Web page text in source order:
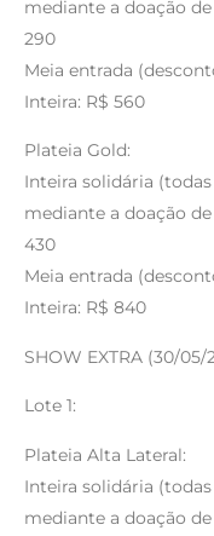
mediante a doação
290
Meia entrada
Inteira: R$ 560
Plateia Gold:
Inteira solidária
mediante a doação
430
Meia entrada
Inteira: R$ 840
SHOW EXTRA (30/05/
Lote 1:
Plateia Alta Lateral:
Inteira solidária
mediante a doação